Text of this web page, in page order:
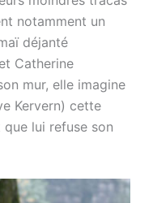
notamment un
déjanté
Catherine
mur, elle imagine
Kervern) cette
lui refuse son